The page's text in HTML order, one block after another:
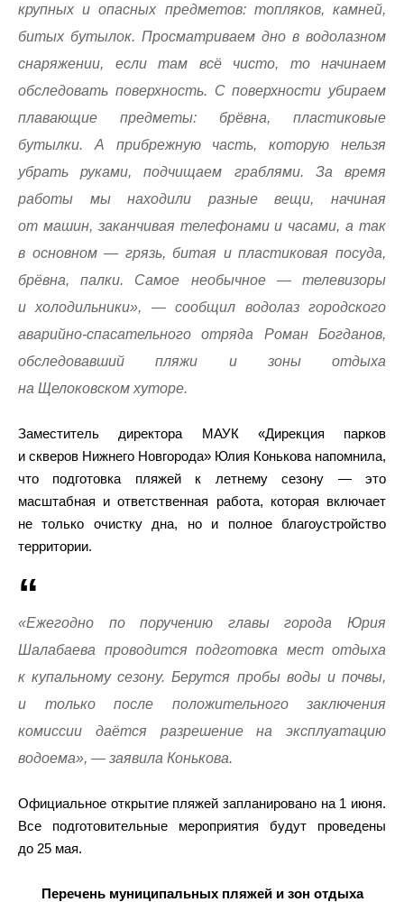
крупных и опасных предметов: топляков, камней,
битых бутылок. Просматриваем дно в водолазном
снаряжении, если там всё чисто, то начинаем
обследовать поверхность. С поверхности убираем
плавающие предметы: брёвна, пластиковые
бутылки. А прибрежную часть, которую нельзя
убрать руками, подчищаем граблями. За время
работы мы находили разные вещи, начиная
от машин, заканчивая телефонами и часами, а так
в основном — грязь, битая и пластиковая посуда,
брёвна, палки. Самое необычное — телевизоры
и холодильники», — сообщил водолаз городского
аварийно-спасательного отряда Роман Богданов,
обследовавший пляжи и зоны отдыха
на Щелоковском хуторе.
Заместитель директора МАУК «Дирекция парков
и скверов Нижнего Новгорода» Юлия Конькова напомнила,
что подготовка пляжей к летнему сезону — это
масштабная и ответственная работа, которая включает
не только очистку дна, но и полное благоустройство
территории.
«Ежегодно по поручению главы города Юрия
Шалабаева проводится подготовка мест отдыха
к купальному сезону. Берутся пробы воды и почвы,
и только после положительного заключения
комиссии даётся разрешение на эксплуатацию
водоема», — заявила Конькова.
Официальное открытие пляжей запланировано на 1 июня.
Все подготовительные мероприятия будут проведены
до 25 мая.
Перечень муниципальных пляжей и зон отдыха